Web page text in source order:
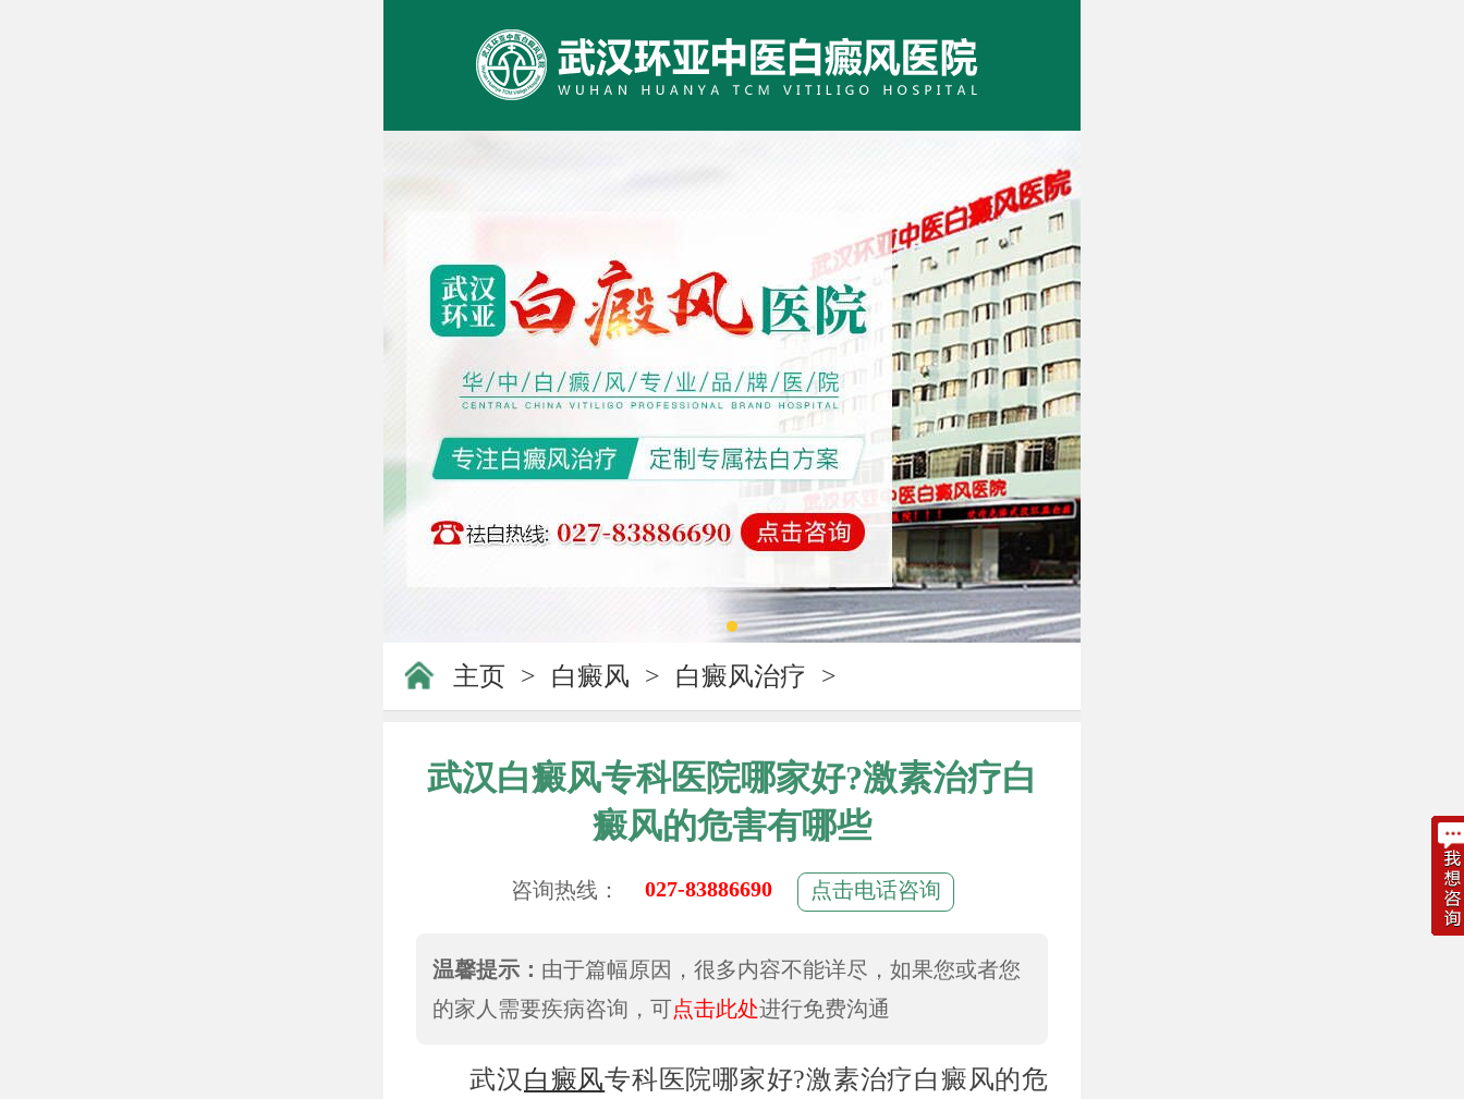
主页 > 白癜风 > 白癜风治疗 >
武汉白癜风专科医院哪家好?激素治疗白
癜风的危害有哪些
咨询热线： 027-83886690 点击电话咨询
温馨提示： 由于篇幅原因，很多内容不能详尽，如果您或者您
的家人需要疾病咨询，可点击此处进行免费沟通
武汉白癜风专科医院哪家好?激素治疗白癜风的危